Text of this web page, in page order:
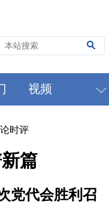
视频
时评
篇
党代会胜利召